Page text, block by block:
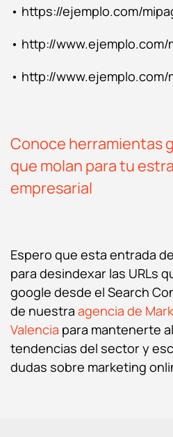
• https://ejemplo.com/
• http://www.ejemplo.com/
• http://www.ejemplo.com/
Conoce herramientas
que molan para tu
empresarial
Espero que esta entrada
para desindexar las URLs
google desde el Search
de nuestra agencia de
Valencia para mantenerte
tendencias del sector y
dudas sobre marketing